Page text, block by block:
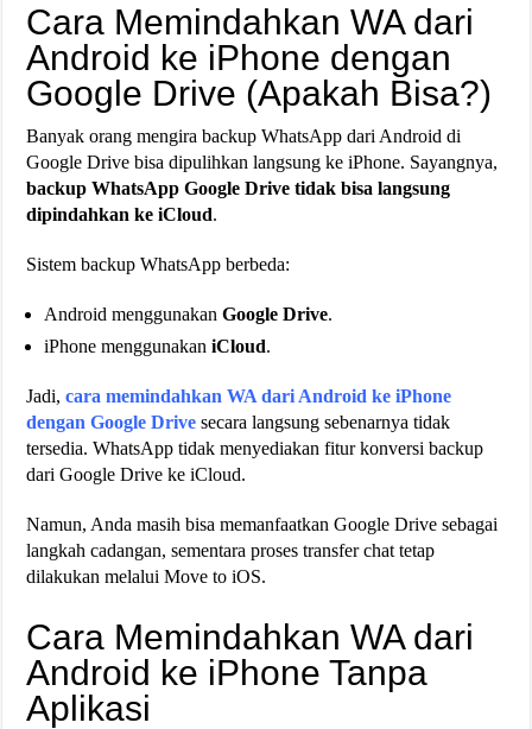
Cara Memindahkan WA dari
Android ke iPhone dengan
Google Drive (Apakah Bisa?)
Banyak orang mengira backup WhatsApp dari Android di
Google Drive bisa dipulihkan langsung ke iPhone. Sayangnya,
backup WhatsApp Google Drive tidak bisa langsung
dipindahkan ke iCloud.
Sistem backup WhatsApp berbeda:
Android menggunakanGoogle Drive.
iPhone menggunakaniCloud.
Jadi,cara memindahkan WA dari Android ke iPhone
dengan Google Drive secara langsung sebenarnya tidak
tersedia. WhatsApp tidak menyediakan fitur konversi backup
dari Google Drive ke iCloud.
Namun, Anda masih bisa memanfaatkan Google Drive sebagai
langkah cadangan, sementara proses transfer chat tetap
dilakukan melalui Move to iOS.
Cara Memindahkan WA dari
Android ke iPhone Tanpa
Aplikasi